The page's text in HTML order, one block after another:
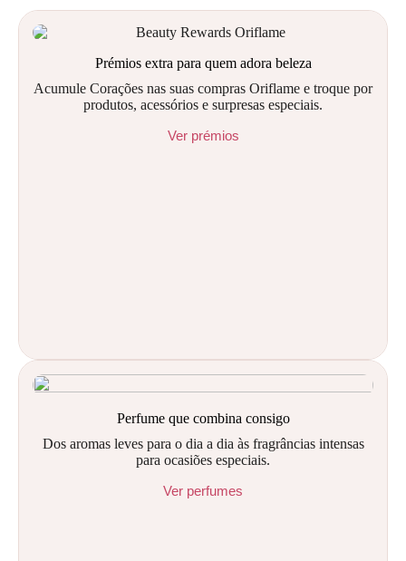
Prémios extra para quem adora beleza
Acumule Corações nas suas compras Oriflame e troque por
produtos, acessórios e surpresas especiais.
Ver prémios
Perfume que combina consigo
Dos aromas leves para o dia a dia às fragrâncias intensas
para ocasiões especiais.
Ver perfumes